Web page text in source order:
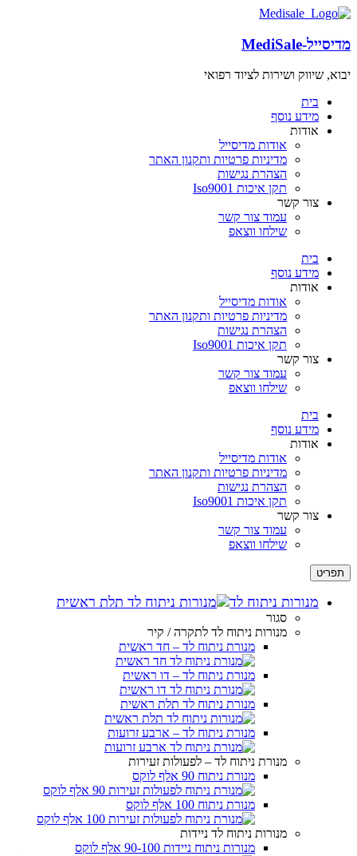
שִׂים
בְּאֲתָר
מֻפְעֶלֶת
לִנְגִישׁוּת
מדיסייל-MediSale
יבוא, שיווק ושירות לציוד רפואי
בית
מידע נוסף
אודות
אודות מדיסייל
מדיניות פרטיות ותקנון האתר
הצהרת נגישות
תקן איכות Iso9001
צור קשר
עמוד צור קשר
שילחו ווצאפ
בית
מידע נוסף
אודות
אודות מדיסייל
מדיניות פרטיות ותקנון האתר
הצהרת נגישות
תקן איכות Iso9001
צור קשר
עמוד צור קשר
שילחו ווצאפ
בית
מידע נוסף
אודות
אודות מדיסייל
מדיניות פרטיות ותקנון האתר
הצהרת נגישות
תקן איכות Iso9001
צור קשר
עמוד צור קשר
שילחו ווצאפ
תפריט
מנורות ניתוח לד
סגור
מנורות ניתוח לד לתקרה / קיר
מנורת ניתוח לד – חד ראשית
מנורת ניתוח לד – דו ראשית
מנורת ניתוח לד תלת ראשית
מנורת ניתוח לד – ארבע זרועות
מנורת ניתוח לד – לפעולות זעירות
מנורת ניתוח 90 אלף לוקס
מנורת ניתוח 100 אלף לוקס
מנורות ניתוח לד ניידות
מנורות ניתוח ניידות 90-100 אלף לוקס